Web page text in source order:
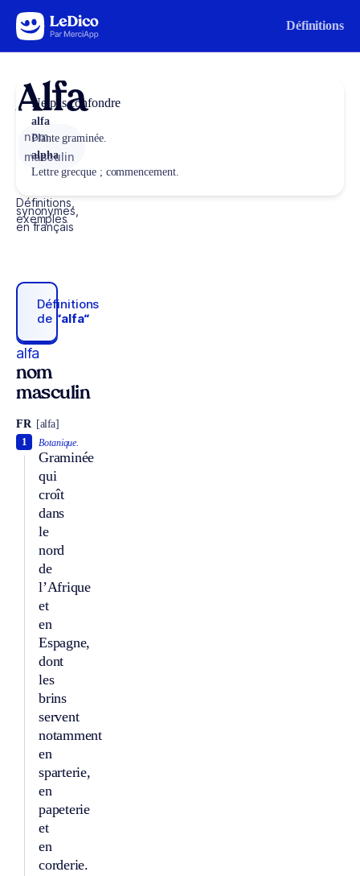
Aller au contenu Définitions
Alfa
nom
masculin
Définitions,
synonymes,
exemples
en français
Définitions
de “alfa“
alfa
nom
masculin
FR [alfa]
Botanique.
Graminée
qui
croît
dans
le
nord
de
l’Afrique
et
en
Espagne,
dont
les
brins
servent
notamment
en
sparterie,
en
papeterie
et
en
corderie.
1
Ne pas confondre
alfa
Plante graminée.
alpha
Lettre grecque ; commencement.